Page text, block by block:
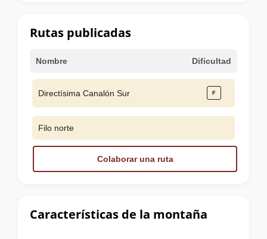
cumbre
Características de la montaña
Rutas publicadas
Nombre Dificultad
Directísima Canalón Sur
Filo norte
Colaborar una ruta